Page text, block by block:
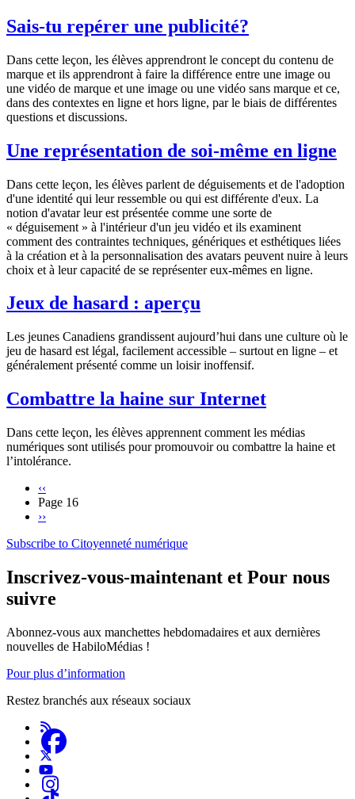
Sais-tu repérer une publicité?
Dans cette leçon, les élèves apprendront le concept du contenu de
marque et ils apprendront à faire la différence entre une image ou
une vidéo de marque et une image ou une vidéo sans marque et ce,
dans des contextes en ligne et hors ligne, par le biais de différentes
questions et discussions.
Une représentation de soi-même en ligne
Dans cette leçon, les élèves parlent de déguisements et de l'adoption
d'une identité qui leur ressemble ou qui est différente d'eux. La
notion d'avatar leur est présentée comme une sorte de
« déguisement » à l'intérieur d'un jeu vidéo et ils examinent
comment des contraintes techniques, génériques et esthétiques liées
à la création et à la personnalisation des avatars peuvent nuire à leurs
choix et à leur capacité de se représenter eux-mêmes en ligne.
Jeux de hasard : aperçu
Les jeunes Canadiens grandissent aujourd’hui dans une culture où le
jeu de hasard est légal, facilement accessible – surtout en ligne – et
généralement présenté comme un loisir inoffensif.
Combattre la haine sur Internet
Dans cette leçon, les élèves apprennent comment les médias
numériques sont utilisés pour promouvoir ou combattre la haine et
l’intolérance.
Pagination
Previous
page
‹‹
Page 16
Next
››
Subscribe to Citoyenneté numérique
Inscrivez-vous-maintenant et Pour nous
suivre
Abonnez-vous aux manchettes hebdomadaires et aux dernières
nouvelles de HabiloMédias !
Pour plus d’information
Restez branchés aux réseaux sociaux